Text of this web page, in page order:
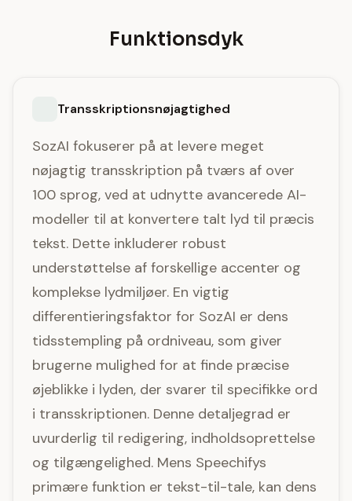
Funktionsdyk
Transskriptionsnøjagtighed
SozAI fokuserer på at levere meget
nøjagtig transskription på tværs af over
100 sprog, ved at udnytte avancerede AI-
modeller til at konvertere talt lyd til præcis
tekst. Dette inkluderer robust
understøttelse af forskellige accenter og
komplekse lydmiljøer. En vigtig
differentieringsfaktor for SozAI er dens
tidsstempling på ordniveau, som giver
brugerne mulighed for at finde præcise
øjeblikke i lyden, der svarer til specifikke ord
i transskriptionen. Denne detaljegrad er
uvurderlig til redigering, indholdsoprettelse
og tilgængelighed. Mens Speechifys
primære funktion er tekst-til-tale, kan dens